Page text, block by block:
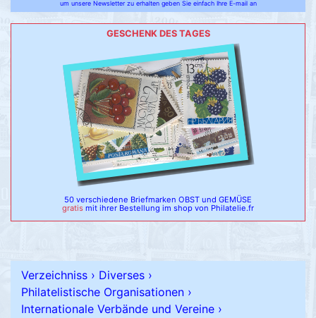
um unsere Newsletter zu erhalten geben Sie einfach Ihre E-mail an
GESCHENK DES TAGES
50 verschiedene Briefmarken OBST und GEMÜSE
gratis mit ihrer Bestellung im shop von Philatelie.fr
Verzeichniss › Diverses ›
Philatelistische Organisationen ›
Internationale Verbände und Vereine ›